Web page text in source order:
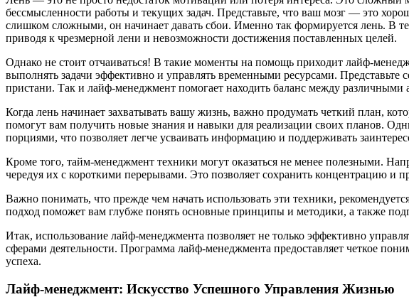
бессмысленности работы и текущих задач. Представьте, что ваш мозг — это
слишком сложными, он начинает давать сбои. Именно так формируется лень. В
приводя к чрезмерной лени и невозможности достижения поставленных целей.
Однако не стоит отчаиваться! В такие моменты на помощь приходит лайф-
выполнять задачи эффективно и управлять временными ресурсами. Представьте
пристани. Так и лайф-менеджмент помогает находить баланс между
Когда лень начинает захватывать вашу жизнь, важно продумать четкий план,
помогут вам получить новые знания и навыки для реализации своих планов.
порциями, что позволяет легче усваивать информацию и поддерживать
Кроме того, тайм-менеджмент техники могут оказаться не менее полезными.
чередуя их с короткими перерывами. Это позволяет сохранить концентрацию и
Важно понимать, что прежде чем начать использовать эти техники,
подход поможет вам глубже понять основные принципы и методики, а также
Итак, использование лайф-менеджмента позволяет не только эффективно
сферами деятельности. Программа лайф-менеджмента предоставляет четкое
успеха.
Лайф-менеджмент: Искусство Успешного Управления Жизнью